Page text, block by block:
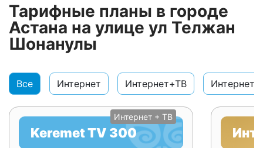
Тарифные планы в городе
Астана на улице ул Телжан
Шонанулы
Все Интернет Интернет+ТВ
Интернет + ТВ
Keremet TV 300